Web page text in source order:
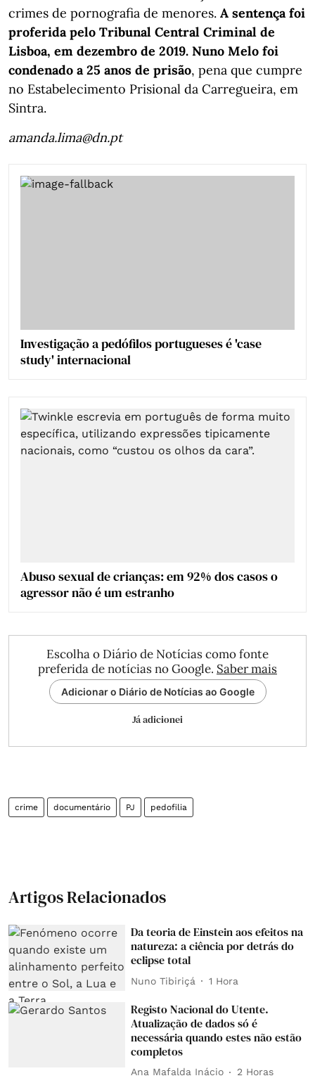
crimes de pornografia de menores. A sentença foi
proferida pelo Tribunal Central Criminal de
Lisboa, em dezembro de 2019. Nuno Melo foi
condenado a 25 anos de prisão, pena que cumpre
no Estabelecimento Prisional da Carregueira, em
Sintra.
amanda.lima@dn.pt
Investigação a pedófilos portugueses é 'case
study' internacional
Abuso sexual de crianças: em 92% dos casos o
agressor não é um estranho
Escolha o Diário de Notícias como fonte
preferida de notícias no Google. Saber mais
Adicionar o Diário de Notícias ao Google
Já adicionei
crime documentário PJ pedofilia
Artigos Relacionados
Da teoria de Einstein aos efeitos na
natureza: a ciência por detrás do
eclipse total
Nuno Tibiriçá 1 Hora
Registo Nacional do Utente.
Atualização de dados só é
necessária quando estes não estão
completos
Ana Mafalda Inácio 2 Horas